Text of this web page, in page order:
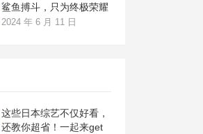
鲨鱼搏斗，只为终极荣耀
2024 年 6 月 11 日
这些日本综艺不仅好看，
还教你超省！一起来get